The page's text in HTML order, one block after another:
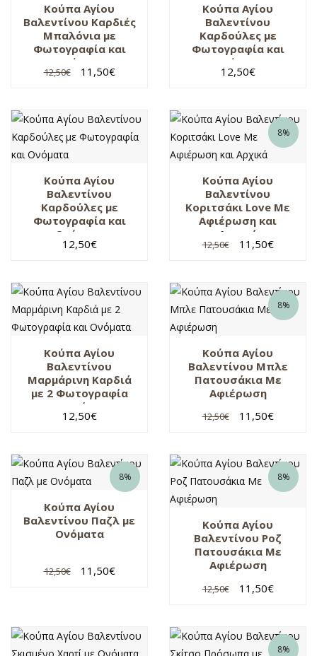
Κούπα Αγίου
Βαλεντίνου Καρδιές
Μπαλόνια με
Φωτογραφία και
Αφιέρωση
12,50€ 11,50€
Κούπα Αγίου
Βαλεντίνου
Καρδούλες με
Φωτογραφία και
Αφιέρωση
12,50€
Κούπα Αγίου
Βαλεντίνου
Καρδούλες με
Φωτογραφία και
Ονόματα
12,50€
8%
Κούπα Αγίου
Βαλεντίνου
Κοριτσάκι Love Με
Αφιέρωση και
Αρχικά
12,50€ 11,50€
Κούπα Αγίου
Βαλεντίνου
Μαρμάρινη Καρδιά
με 2 Φωτογραφία
και Ονόματα
12,50€
8%
Κούπα Αγίου
Βαλεντίνου Μπλε
Πατουσάκια Με
Αφιέρωση
12,50€ 11,50€
8%
Κούπα Αγίου
Βαλεντίνου Παζλ με
Ονόματα
12,50€ 11,50€
8%
Κούπα Αγίου
Βαλεντίνου Ροζ
Πατουσάκια Με
Αφιέρωση
12,50€ 11,50€
8%